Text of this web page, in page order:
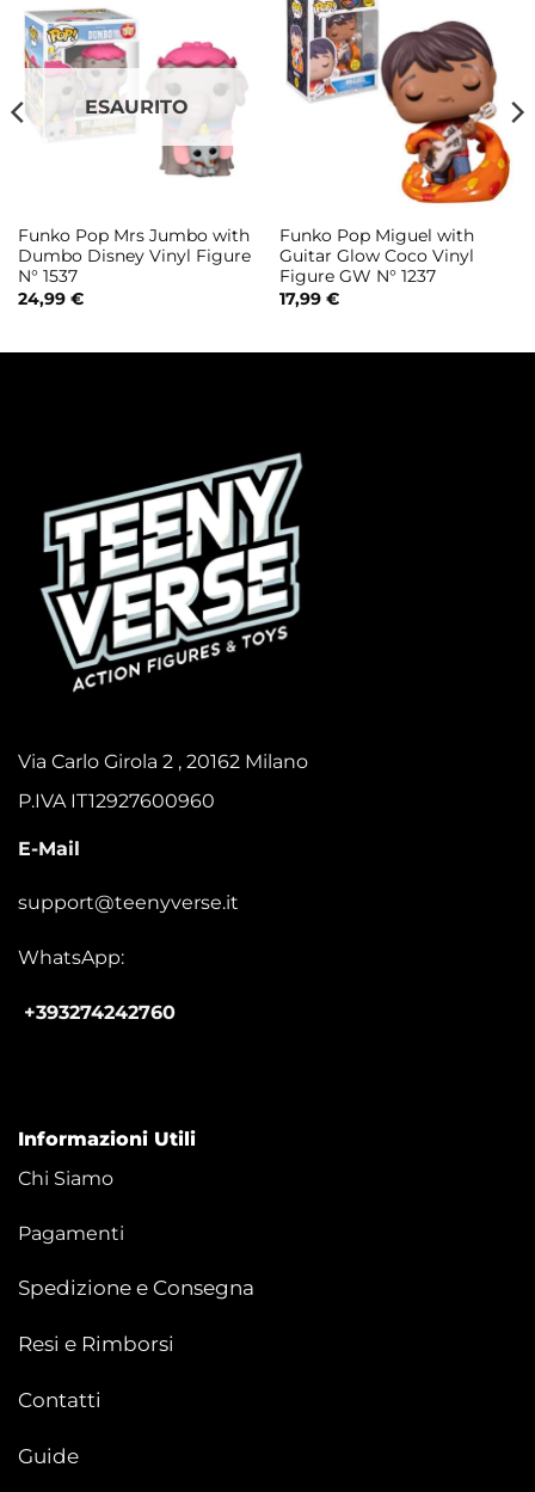
ESAURITO
Funko Pop Mrs Jumbo with
Dumbo Disney Vinyl Figure
N° 1537
24,99 €
Funko Pop Miguel with
Guitar Glow Coco Vinyl
Figure GW N° 1237
17,99 €
Via Carlo Girola 2 , 20162 Milano
P.IVA IT12927600960
E-Mail
support@teenyverse.it
WhatsApp:
+393274242760
Informazioni Utili
Chi Siamo
Pagamenti
Spedizione e Consegna
Resi e Rimborsi
Contatti
Guide